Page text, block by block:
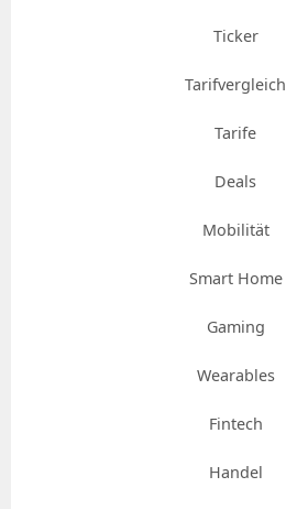
Ticker
Tarifvergleich
Tarife
Deals
Mobilität
Smart Home
Gaming
Wearables
Fintech
Handel